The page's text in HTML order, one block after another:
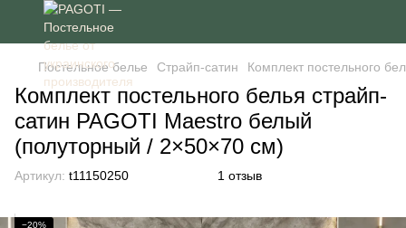
Постельное белье Страйп-сатин Комплект постельного
Комплект постельного белья страйп-
сатин PAGOTI Maestro белый
(полуторный / 2×50×70 см)
Артикул: t11150250 1 отзыв
−20%